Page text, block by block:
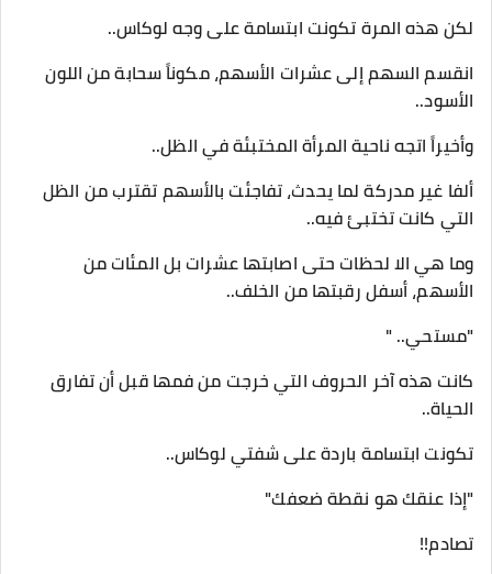
لكن هذه المرة تكونت ابتسامة على وجه لوكاس..
انقسم السهم إلى عشرات الأسهم، مكوناً سحابة من اللون
الأسود..
وأخيراً اتجه ناحية المرأة المختبئة في الظل..
ألفا غير مدركة لما يحدث، تفاجئت بالأسهم تقترب من الظل
التي كانت تختبئ فيه..
وما هي الا لحظات حتى اصابتها عشرات بل المئات من
الأسهم، أسفل رقبتها من الخلف..
"مستحي.. "
كانت هذه آخر الحروف التي خرجت من فمها قبل أن تفارق
الحياة..
تكونت ابتسامة باردة على شفتي لوكاس..
"إذا عنقك هو نقطة ضعفك"
تصادم!!